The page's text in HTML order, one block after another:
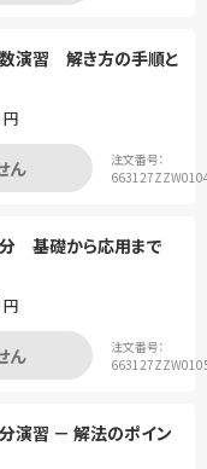
演習 解き方の手順と
円
ん
注文番号：
基礎から応用まで
円
ん
注文番号：
習 － 解法のポイン